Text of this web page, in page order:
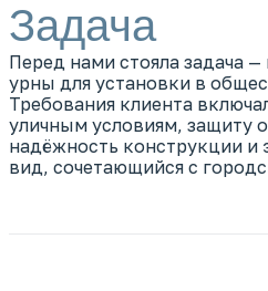
Задача
Перед нами стояла задача
урны для установки в
Требования клиента
уличным условиям, защиту
надёжность конструкции и
вид, сочетающийся с